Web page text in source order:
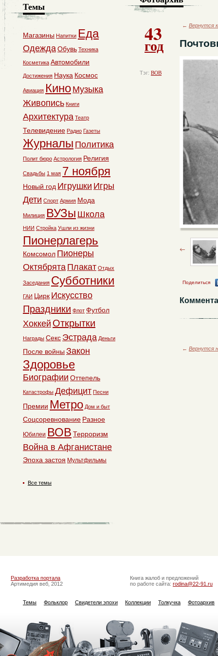
43
год
Тэг: ВОВ
← Вернутся
Поделиться
← Вернутся
Темы
Магазины Напитки Еда
ОдеждаОбувь Техника
Косметика Автомобили
Достижения Наука Космос
Авиация Кино Музыка
Живопись Книги
Архитектура Театр
Телевидение Радио Газеты
Журналы Политика
Полит бюро Астрология Религия
Свадьбы 1 мая 7 ноября
Новый год Игрушки Игры
Дети Спорт Армия Мода
Милиция ВУЗы Школа
НИИ Стройка Ушли из жизни
Пионерлагерь
Комсомол Пионеры
Октябрята Плакат Отдых
Заседания Субботники
ГАИ Цирк Искусство
Праздники Флот Футбол
Хоккей Открытки
Награды Секс Эстрада Деньги
После войны Закон
Здоровье
Биографии Оттепель
Катастрофы Дефицит Песни
Премии Метро Дом и быт
Соцсоревнование Разное
Юбилеи ВОВ Терроризм
Война в Афганистане
Эпоха застоя Мультфильмы
Все темы
Разработка портала
Артимедия веб, 2012
Книга жалоб и предложений
по работе сайта: rodina@22-91.ru
Темы Фольклор Свидетели эпохи Коллекции Толкучка Фотоархив